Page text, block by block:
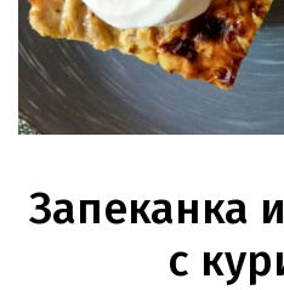
Запеканка
с